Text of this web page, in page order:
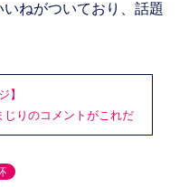
ねがついており、話題
】
じりのコメントがこれだ